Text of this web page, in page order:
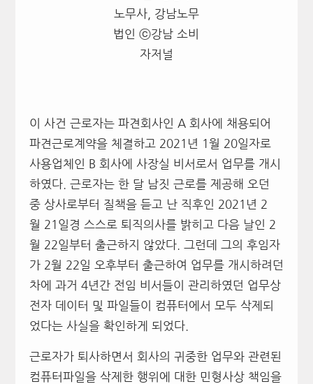
노무사, 강남노무
법인 ⓒ강남 소비
자저널
이 사건 근로자는 파견회사인 A 회사에 채용되어
파견근로계약을 체결하고 2021년 1월 20일자로
사용업체인 B 회사에 사장실 비서로서 업무를 개시
하였다. 근로자는 한 달 남짓 근로를 제공해 오던
중 상사로부터 질책을 듣고 난 직후인 2021년 2
월 21일경 스스로 퇴직의사를 밝히고 다음 날인 2
월 22일부터 출근하지 않았다. 그런데 그의 후임자
가 2월 22일 오후부터 출근하여 업무를 개시하려던
차에 과거 4년간 전임 비서들이 관리하였던 업무상
전자 데이터 및 파일들이 컴퓨터에서 모두 삭제되
었다는 사실을 확인하게 되었다.
근로자가 퇴사하면서 회사의 귀중한 업무와 관련된
컴퓨터파일을 삭제한 행위에 대한 민형사상 책임을